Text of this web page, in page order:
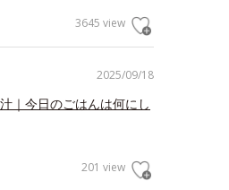
3645 view
2025/09/18
｜今日のごはんは何にし
201 view